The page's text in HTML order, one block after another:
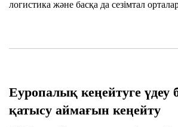
логистика және басқа да сезімтал
Еуропалық кеңейтуге үдеу
қатысу аймағын кеңейту